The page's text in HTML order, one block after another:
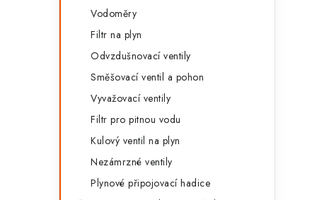
Vodoměry
Filtr na plyn
Odvzdušnovací ventily
Směšovací ventil a pohon
Vyvažovací ventily
Filtr pro pitnou vodu
Kulový ventil na plyn
Nezámrzné ventily
Plynové připojovací hadice